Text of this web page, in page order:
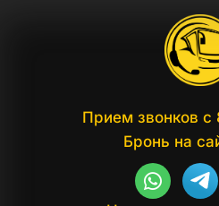
Прием звонков с
Бронь на